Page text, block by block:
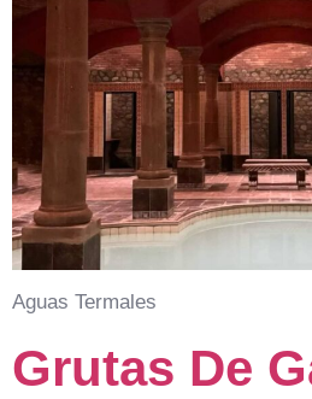
Aguas Termales
Grutas De